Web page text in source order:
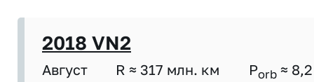
2018 VN2
Август R ≈ 317 млн. км Porb ≈ 8,2